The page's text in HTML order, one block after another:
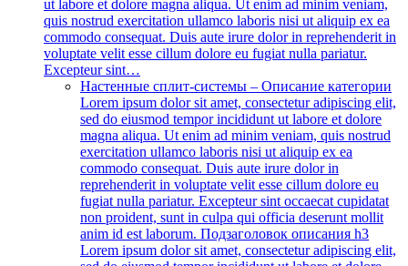
ut labore et dolore magna aliqua. Ut enim ad minim veniam,
quis nostrud exercitation ullamco laboris nisi ut aliquip ex ea
commodo consequat. Duis aute irure dolor in reprehenderit in
voluptate velit esse cillum dolore eu fugiat nulla pariatur.
Excepteur sint…
Настенные сплит-системы – Описание категории
Lorem ipsum dolor sit amet, consectetur adipiscing elit,
sed do eiusmod tempor incididunt ut labore et dolore
magna aliqua. Ut enim ad minim veniam, quis nostrud
exercitation ullamco laboris nisi ut aliquip ex ea
commodo consequat. Duis aute irure dolor in
reprehenderit in voluptate velit esse cillum dolore eu
fugiat nulla pariatur. Excepteur sint occaecat cupidatat
non proident, sunt in culpa qui officia deserunt mollit
anim id est laborum. Подзаголовок описания h3
Lorem ipsum dolor sit amet, consectetur adipiscing elit,